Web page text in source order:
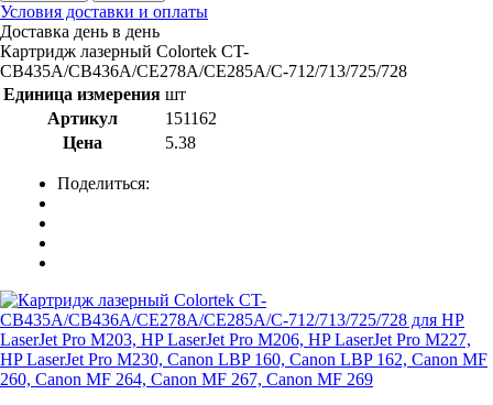
Условия доставки и оплаты
Доставка день в день
Картридж лазерный Colortek CT-
CB435A/CB436A/CE278A/CE285A/C-712/713/725/728
Единица измерения шт
Артикул
151162
Цена
5.38
Поделиться: